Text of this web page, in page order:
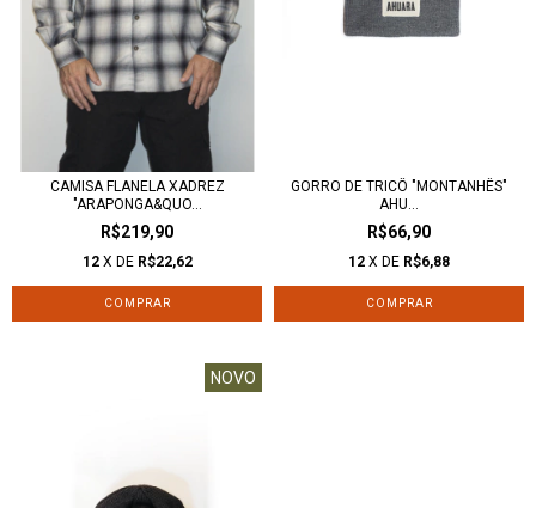
CAMISA FLANELA XADREZ
"ARAPONGA&QUO...
R$219,90
12 X DE R$22,62
COMPRAR
GORRO DE TRICÔ "MONTANHÊS"
AHU...
R$66,90
12 X DE R$6,88
NOVO